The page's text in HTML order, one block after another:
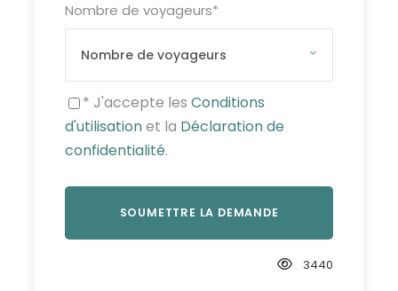
Nombre de voyageurs*
* J'accepte les Conditions
d'utilisationet la Déclaration de
confidentialité.
3440